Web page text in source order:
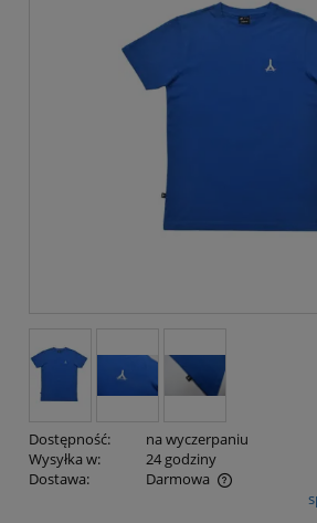
Dostępność:
na wyczerpaniu
Wysyłka w:
24 godziny
Dostawa:
Darmowa
Cena nie zawiera ewentualnych